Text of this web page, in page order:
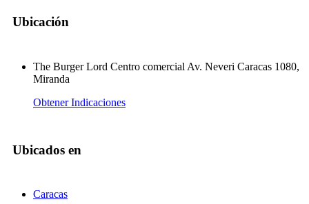
Ubicación
The Burger Lord Centro comercial Av. Neveri Caracas 1080,
Miranda
Obtener Indicaciones
Ubicados en
Caracas